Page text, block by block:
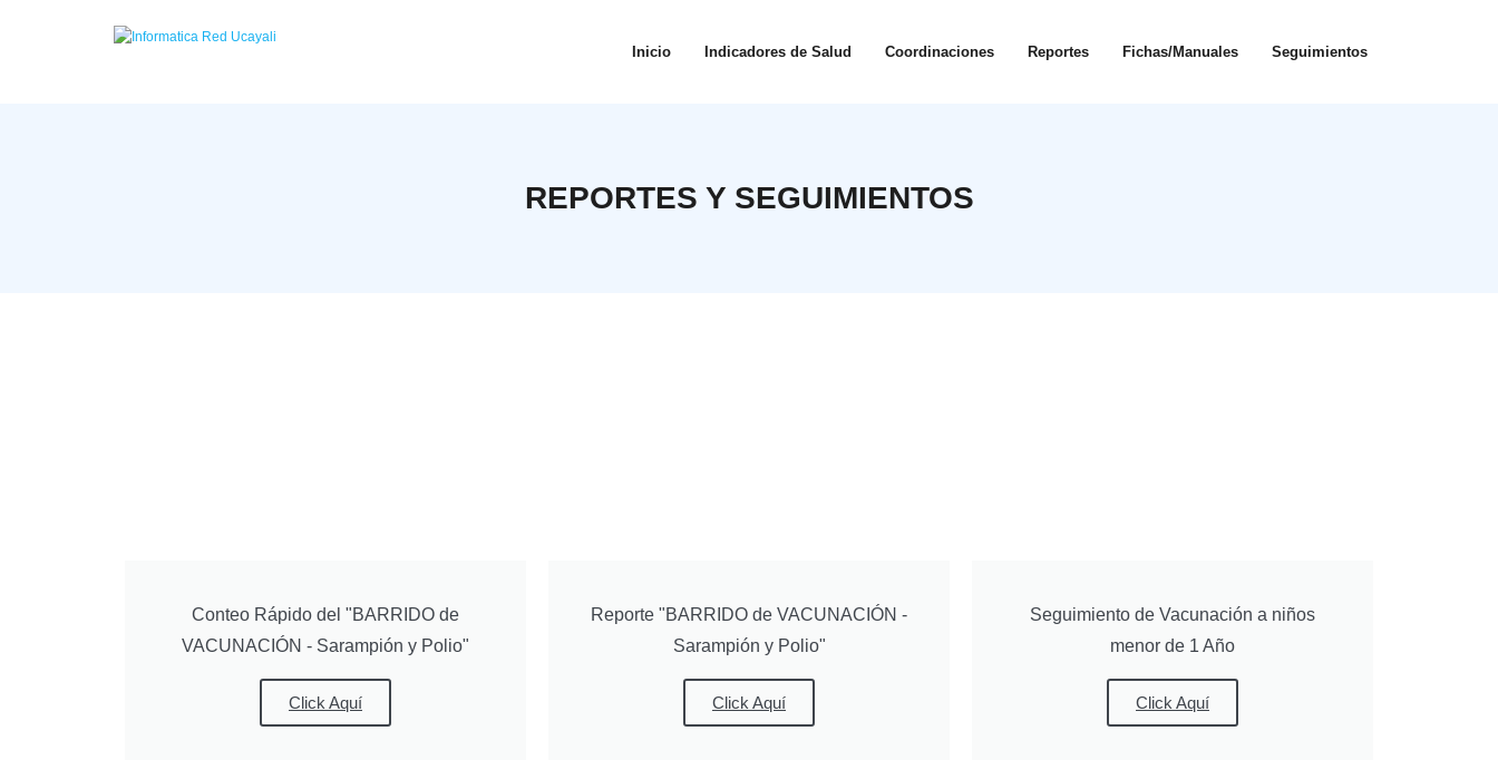
Inicio Indicadores de Salud Coordinaciones Reportes Fichas/Manuales Seguimientos
REPORTES Y SEGUIMIENTOS
Conteo Rápido del "BARRIDO de
VACUNACIÓN - Sarampión y Polio"
Click Aquí
Reporte "BARRIDO de VACUNACIÓN -
Sarampión y Polio"
Click Aquí
Seguimiento de Vacunación a niños
menor de 1 Año
Click Aquí